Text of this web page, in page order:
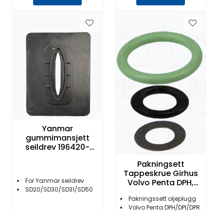
Yanmar
gummimansjett
seildrev 196420-
For Yanmar seildrev
SD20/SD30/SD31/SD50
Pakningsett
Tappeskrue Girhus
Volvo Penta DPH,
Pakningssett oljeplugg
Volvo Penta DPH/DPI/DPR